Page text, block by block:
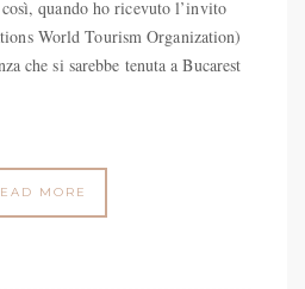
quando ho ricevuto l’invito
World Tourism Organization)
che si sarebbe tenuta a Bucarest
MORE